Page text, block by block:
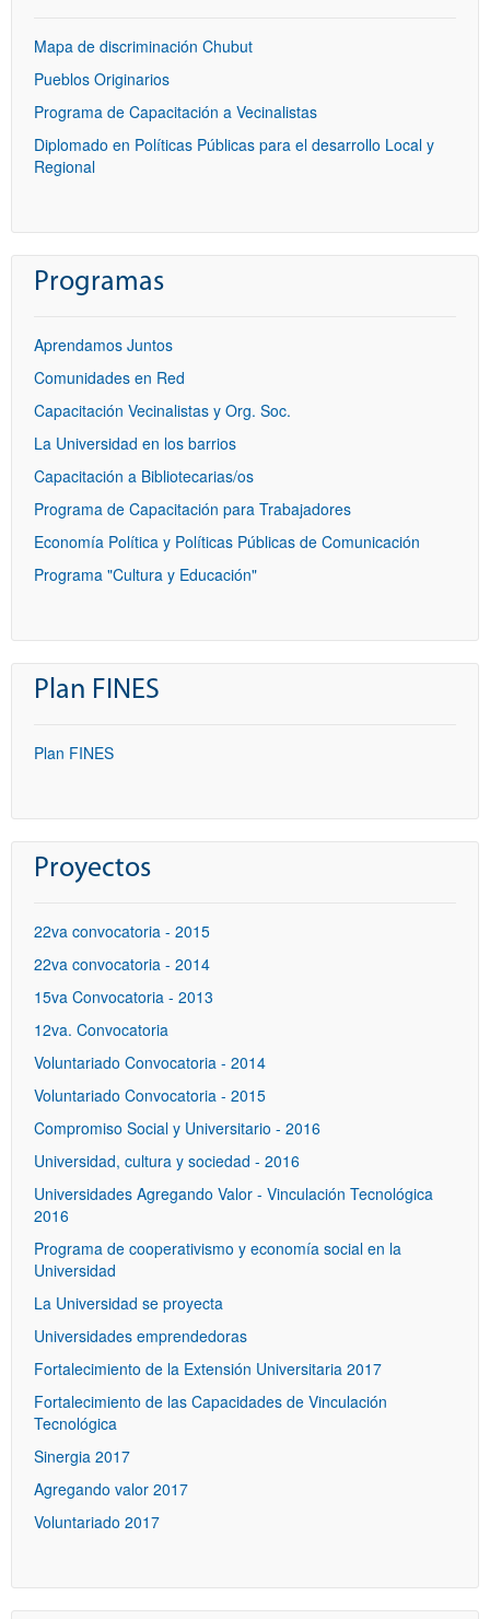
Mapa de discriminación Chubut
Pueblos Originarios
Programa de Capacitación a Vecinalistas
Diplomado en Políticas Públicas para el desarrollo Local y
Regional
Programas
Aprendamos Juntos
Comunidades en Red
Capacitación Vecinalistas y Org. Soc.
La Universidad en los barrios
Capacitación a Bibliotecarias/os
Programa de Capacitación para Trabajadores
Economía Política y Políticas Públicas de Comunicación
Programa "Cultura y Educación"
Plan FINES
Plan FINES
Proyectos
22va convocatoria - 2015
22va convocatoria - 2014
15va Convocatoria - 2013
12va. Convocatoria
Voluntariado Convocatoria - 2014
Voluntariado Convocatoria - 2015
Compromiso Social y Universitario - 2016
Universidad, cultura y sociedad - 2016
Universidades Agregando Valor - Vinculación Tecnológica
2016
Programa de cooperativismo y economía social en la
Universidad
La Universidad se proyecta
Universidades emprendedoras
Fortalecimiento de la Extensión Universitaria 2017
Fortalecimiento de las Capacidades de Vinculación
Tecnológica
Sinergia 2017
Agregando valor 2017
Voluntariado 2017